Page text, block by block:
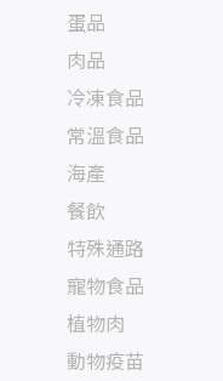
蛋品
肉品
冷凍食品
常溫食品
海產
餐飲
特殊通路
寵物食品
植物肉
動物疫苗